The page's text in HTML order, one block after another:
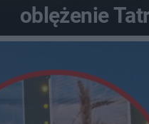
oblężenie